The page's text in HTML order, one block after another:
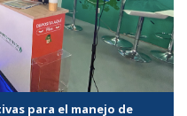
para el manejo de